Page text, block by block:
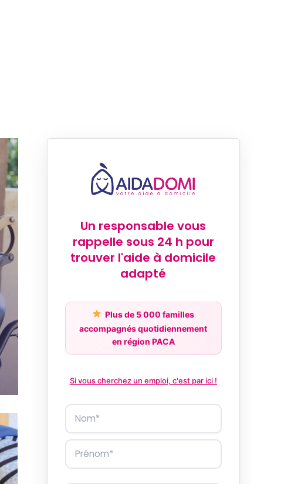
Un responsable vous
rappelle sous 24 h pour
trouver l'aide à domicile
adapté
Plus de 5 000 familles
accompagnés quotidiennement
en région PACA
Si vous cherchez un emploi, c'est par ici !